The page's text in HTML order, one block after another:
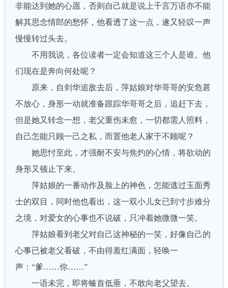
非能达到她的心愿，否则自己就是说上千言万语亦不能
解其思念情郎的愁怀，他看透了这一点，遂又轻叹一声
慢慢转过头去。
不用我说，各位读者一定会知道这三个人是谁。他
们现在是奔向何处呢？
原来，自剑华追敌去后，萍姑娘对华哥哥的安危甚
不放心，身形一动就准备跟踪华哥哥之后，追赶下去，
但是她又转念一想，老父重伤未愈，一切都需人照料，
自己怎能只顾一己之私，而置他老人家于不顾呢？
她思忖至此，才强耐不安与焦灼的心情，将欲动的
身形又顿止下来。
萍姑娘的一番动作及脸上的神色，怎能逃过玉面秀
士的双目，同时他也看出，这一双小儿女已到寸步难分
之境，对爱女的心事也不说破，只冲着她微微一笑。
萍姑娘看到老父对自己这神秘的一笑，好像自己的
心事已被老父看破，不由得羞红满面，轻唤一
声：“爹……你……”
一语未完，即将螓首低垂，不敢向老父望去。